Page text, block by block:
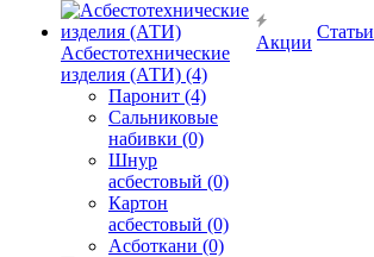
Асбестотехнические
изделия (АТИ) (4)
Паронит (4)
Сальниковые
набивки (0)
Шнур
асбестовый (0)
Картон
асбестовый (0)
Асботкани (0)
Акции
Статьи